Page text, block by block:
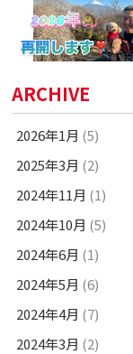
ARCHIVE
2026年1月 (5)
2025年3月 (2)
2024年11月 (1)
2024年10月 (5)
2024年6月 (1)
2024年5月 (6)
2024年4月 (7)
2024年3月 (2)